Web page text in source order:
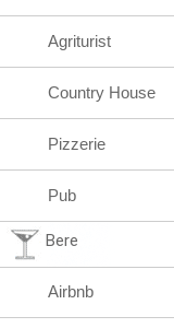
Agriturist
Country House
Pizzerie
Pub
Bere
Airbnb